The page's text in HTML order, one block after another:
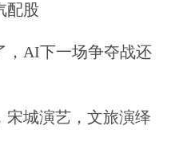
配股
，AI下一场争夺战还
宋城演艺，文旅演绎